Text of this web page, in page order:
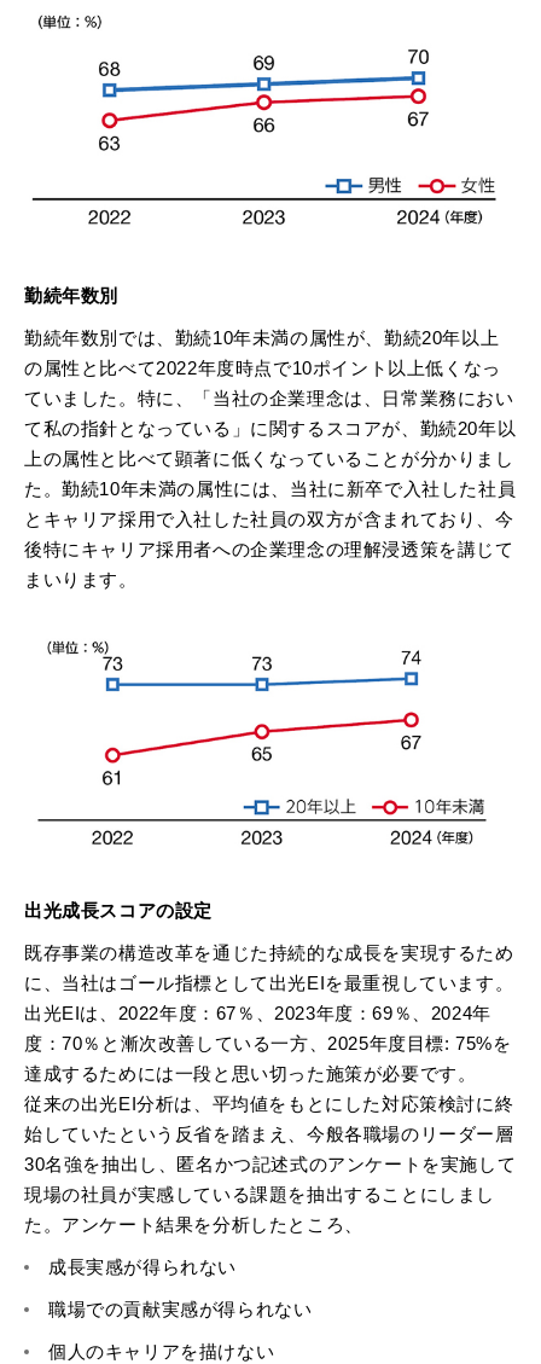
勤続年数別
勤続年数別では、勤続10年未満の属性が、勤続20年以上
の属性と比べて2022年度時点で10ポイント以上低くなっ
ていました。特に、「当社の企業理念は、日常業務におい
て私の指針となっている」に関するスコアが、勤続20年以
上の属性と比べて顕著に低くなっていることが分かりまし
た。勤続10年未満の属性には、当社に新卒で入社した社員
とキャリア採用で入社した社員の双方が含まれており、今
後特にキャリア採用者への企業理念の理解浸透策を講じて
まいります。
出光成長スコアの設定
既存事業の構造改革を通じた持続的な成長を実現するため
に、当社はゴール指標として出光EIを最重視しています。
出光EIは、2022年度：67％、2023年度：69％、2024年
度：70％と漸次改善している一方、2025年度目標: 75%を
達成するためには一段と思い切った施策が必要です。
従来の出光EI分析は、平均値をもとにした対応策検討に終
始していたという反省を踏まえ、今般各職場のリーダー層
30名強を抽出し、匿名かつ記述式のアンケートを実施して
現場の社員が実感している課題を抽出することにしまし
た。アンケート結果を分析したところ、
成長実感が得られない
職場での貢献実感が得られない
個人のキャリアを描けない